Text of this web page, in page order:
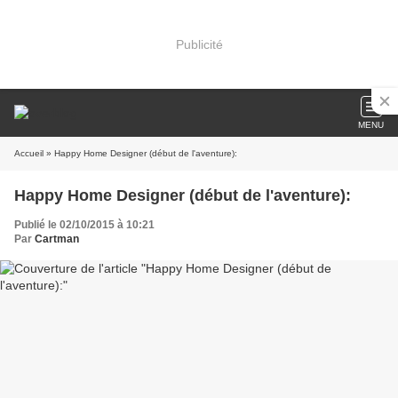
Publicité
MENU
Accueil » Happy Home Designer (début de l'aventure):
Happy Home Designer (début de l'aventure):
Publié le 02/10/2015 à 10:21
Par Cartman